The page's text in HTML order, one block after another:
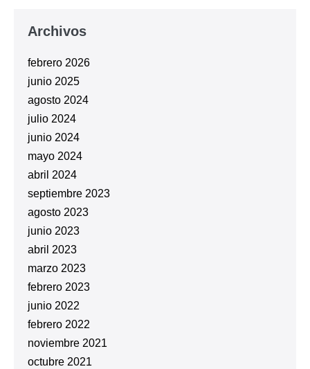
Archivos
febrero 2026
junio 2025
agosto 2024
julio 2024
junio 2024
mayo 2024
abril 2024
septiembre 2023
agosto 2023
junio 2023
abril 2023
marzo 2023
febrero 2023
junio 2022
febrero 2022
noviembre 2021
octubre 2021